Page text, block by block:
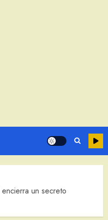
un secreto